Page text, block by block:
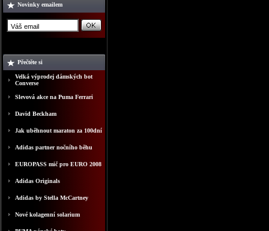
Novinky emailem
Přečtěte si
Velká výprodej dámských bot
Converse
Slevová akce na Puma Ferrari
David Beckham
Jak uběhnout maraton za 100dní
Adidas partner nočního běhu
EUROPASS mič pro EURO 2008
Adidas Originals
Adidas by Stella McCartney
Nové kolagenní solarium